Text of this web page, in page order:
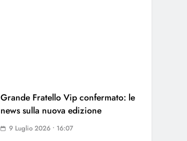
Grande Fratello Vip confermato: le
news sulla nuova edizione
9 Luglio 2026 • 16:07